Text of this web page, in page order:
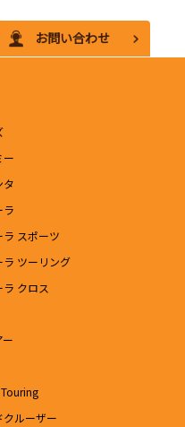
お問い合わせ
ー
タ
ラ
ラ スポーツ
ラ ツーリング
クロス
クルーザー